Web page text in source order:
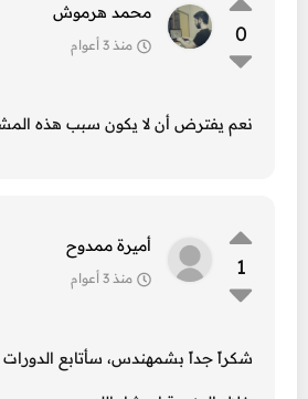
0
محمد هرموش
منذ 3 أعوام
نعم يفترض أن لا يكون سبب هذه
1
أميرة ممدوح
منذ 3 أعوام
شكراً جداً بشمهندس، سأتابع